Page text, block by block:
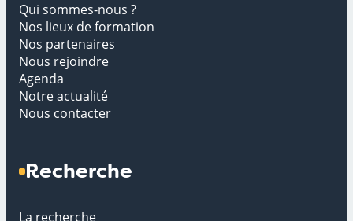
Qui sommes-nous ?
Nos lieux de formation
Nos partenaires
Nous rejoindre
Agenda
Notre actualité
Nous contacter
Recherche
La recherche